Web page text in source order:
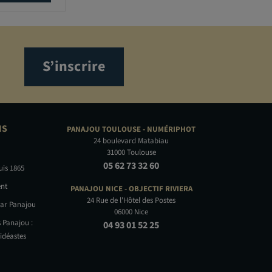
S’inscrire
1865
Panajou
Panajou :
PANAJOU TOULOUSE - NUMÉRIPHOT
24 boulevard Matabiau
31000 Toulouse
05 62 73 32 60
PANAJOU NICE -OBJECTIF RIVIERA
24 Rue de l'Hôtel des Postes
06000 Nice
04 93 01 52 25